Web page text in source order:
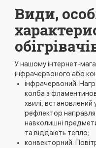
Види,
У нашому інтернет-
інфрачервоного або
інфрачервоний.
колба з
хвилі, встановлений
рефлектор
навколишні
та віддають тепло;
конвекторний.